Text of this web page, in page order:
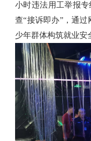
小时违法用工举报专
查“接诉即办”，通
少年群体构筑就业安